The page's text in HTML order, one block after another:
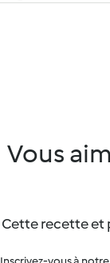
Vous
Cette recette et